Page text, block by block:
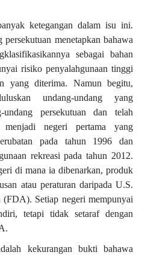
ketegangan dalam isu ini.
menetapkan bahawa
sebagai bahan
risiko penyalahgunaan tinggi
yang diterima. Namun begitu,
undang-undang yang
undang persekutuan dan telah
menjadi negeri pertama yang
pada tahun 1996 dan
rekreasi pada tahun 2012.
di mana ia dibenarkan, produk
atau peraturan daripada U.S.
Setiap negeri mempunyai
tetapi tidak setaraf dengan
kekurangan bukti bahawa